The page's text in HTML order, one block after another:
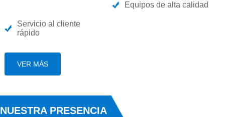
Equipos de alta calidad
Servicio al cliente
rápido
VER MÁS
NUESTRA PRESENCIA